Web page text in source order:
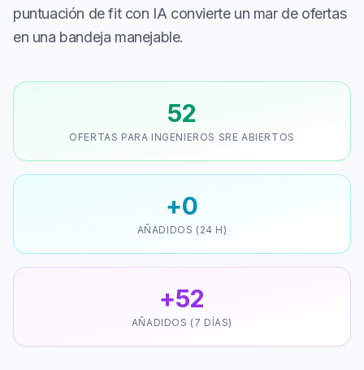
puntuación de fit con IA convierte un mar de ofertas
en una bandeja manejable.
52
OFERTAS PARA INGENIEROS SRE ABIERTOS
+0
AÑADIDOS (24 H)
+52
AÑADIDOS (7 DÍAS)